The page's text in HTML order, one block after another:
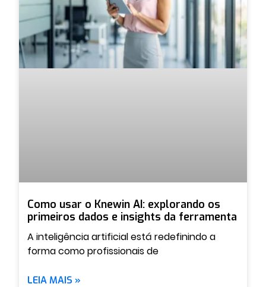
Como usar o Knewin AI: explorando os
primeiros dados e insights da ferramenta
A inteligência artificial está redefinindo a
forma como profissionais de
LEIA MAIS »